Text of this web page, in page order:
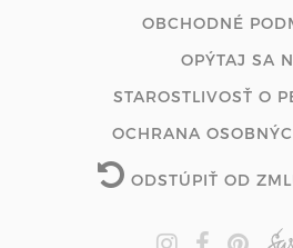
OBCHODNÉ
OPÝTAJ SA
STAROSTLIVOSŤ O
OCHRANA
ODSTÚPIŤ OD